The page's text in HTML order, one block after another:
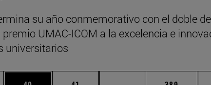
su año conmemorativo con el doble de
UMAC-ICOM a la excelencia e
universitarios